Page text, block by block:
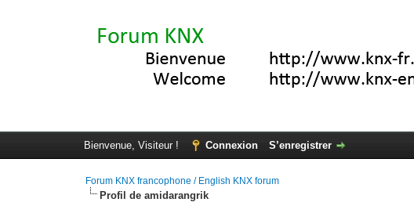
Bienvenue, Visiteur ! Connexion S’enregistrer
Forum KNX francophone / English KNX forum
Profil de amidarangrik